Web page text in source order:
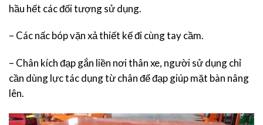
hầu hết các đối tượng sử dụng.
– Các nấc bóp vặn xả thiết kế đi cùng tay cầm.
– Chân kích đạp gắn liền nơi thân xe, người sử dụng chỉ
cần dùng lực tác dụng từ chân để đạp giúp mặt bàn nâng
lên.